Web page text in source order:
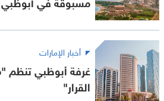
أخبار الإمارات
غرفة أبوظبي تنظم
القرار"